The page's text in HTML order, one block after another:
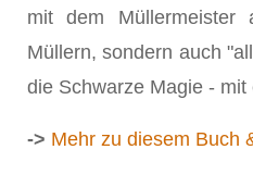
mit dem
Müllern, sondern auch
die Schwarze Magie - mit
-> Mehr zu diesem Buch